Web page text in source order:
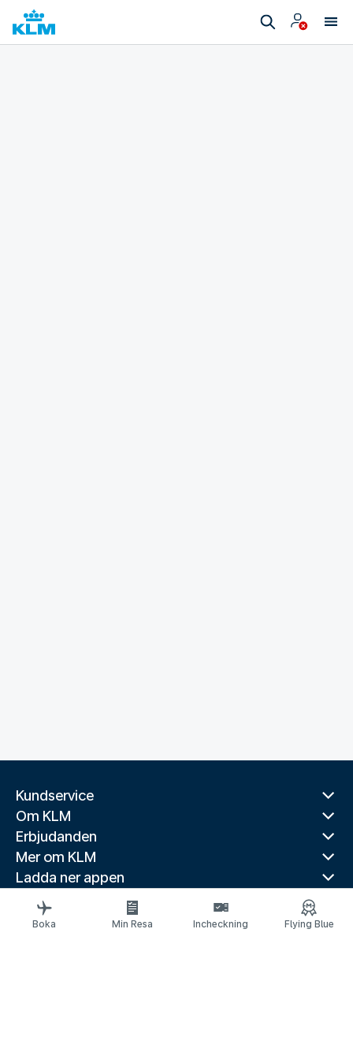
Kundservice
Om KLM
Erbjudanden
Mer om KLM
Ladda ner appen
Relaterade webbplatser
Reseguider
Boka Min Resa Incheckning Flying Blue